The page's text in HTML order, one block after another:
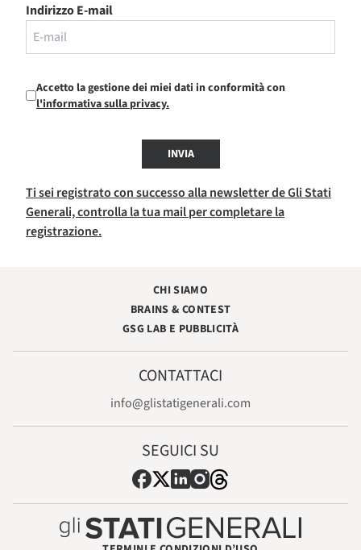
Indirizzo E-mail
Accetto la gestione dei miei dati in conformità con
l'informativa sulla privacy.
INVIA
Ti sei registrato con successo alla newsletter de Gli Stati
Generali, controlla la tua mail per completare la
registrazione.
CHI SIAMO
BRAINS & CONTEST
GSG LAB E PUBBLICITÀ
CONTATTACI
info@glistatigenerali.com
SEGUICI SU